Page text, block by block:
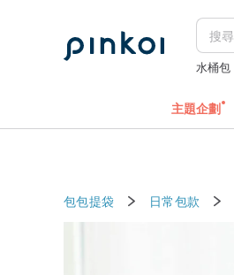
水桶包
主題企劃
包包提袋 日常包款